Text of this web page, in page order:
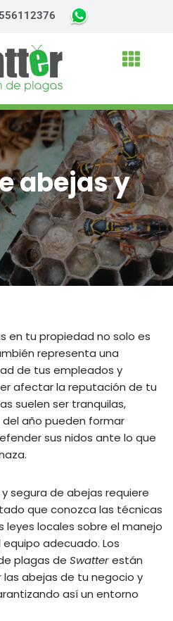
abejas y
en tu propiedad no solo es
representa una
de tus empleados y
afectar la reputación de tu
suelen ser tranquilas,
año pueden formar
sus nidos ante lo que
segura de abejas requiere
que conozca las técnicas
leyes locales sobre el manejo
adecuado. Los
plagas de Swatterestán
abejas de tu negocio y
así un entorno